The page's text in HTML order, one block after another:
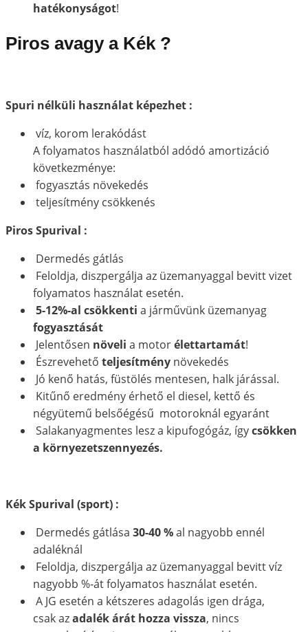
hatékonyságot!
Piros avagy a Kék ?
Spuri nélküli használat képezhet :
víz, korom lerakódást
A folyamatos használatból adódó amortizáció
következménye:
fogyasztás növekedés
teljesítmény csökkenés
Piros Spurival :
Dermedés gátlás
Feloldja, diszpergálja az üzemanyaggal bevitt vizet
folyamatos használat esetén.
5-12%-al csökkenti a járművünk üzemanyag
fogyasztását
Jelentősen növeli a motorélettartamát!
Észrevehető teljesítmény növekedés
Jó kenő hatás, füstölés mentesen, halk járással.
Kitűnő eredmény érhető el diesel, kettő és
négyütemű belsőégésű motoroknál egyaránt
Salakanyagmentes lesz a kipufogógáz, ígycsökken
a környezetszennyezés.
Kék Spurival (sport) :
Dermedés gátlása 30-40 %al nagyobb ennél
adaléknál
Feloldja, diszpergálja az üzemanyaggal bevitt víz
nagyobb %-át folyamatos használat esetén.
A JG esetén a kétszeres adagolás igen drága,
csak azadalék árát hozza vissza, nincs